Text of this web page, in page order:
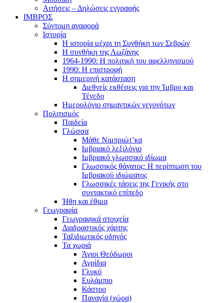
Αιτήσεις – Δηλώσεις εγγραφής
ΙΜΒΡΟΣ
Σύντομη αναφορά
Ιστορία
Η ιστορία μέχρι τη Συνθήκη των Σεβρών
Η συνθήκη της Λωζάνης
1964-1990: Η πολιτική του αφελληνισμού
1990: Η επιστροφή
Η σημερινή κατάσταση
Διεθνείς εκθέσεις για την Ίμβρο και
Τένεδο
Ημερολόγιο σημαντικών γεγονότων
Πολιτισμός
Παιδεία
Γλώσσα
Μάθε Νιμπριώτ’κα
Ιμβριακό λεξιλόγιο
Ιμβριακό γλωσσικό ιδίωμα
Γλωσσικός θάνατος: Η περίπτωση του
Ιμβριακού ιδιώματος
Γλωσσικές τάσεις της Γενικής στο
συντακτικό επίπεδο
Ήθη και έθιμα
Γεωγραφία
Γεωγραφικά στοιχεία
Διαδραστικός χάρτης
Ταξιδιωτικός οδηγός
Τα χωριά
Άγιοι Θεόδωροι
Αγρίδια
Γλυκύ
Ευλάμπιο
Κάστρο
Παναγία (χώρα)